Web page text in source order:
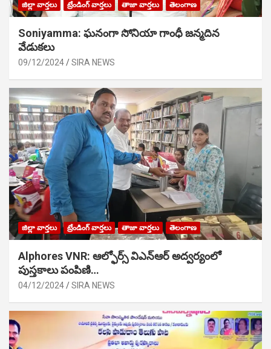
జిల్లా వార్తలు ట్రేండింగ్ వార్తలు తాజా వార్తలు తెలంగాణ
Soniyamma: ఘ‌నంగా సోనియా గాంధీ జ‌న్మ‌దిన
వేడుక‌లు
09/12/2024 SIRA NEWS
జిల్లా వార్తలు ట్రేండింగ్ వార్తలు తాజా వార్తలు తెలంగాణ
Alphores VNR: ఆల్ఫోర్స్ విఎన్ఆర్ అద్వర్యంలో
పుస్తకాలు పంపిణి…
04/12/2024 SIRA NEWS